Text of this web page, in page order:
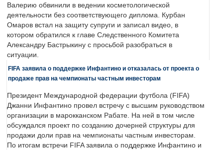
Валерию обвинили в ведении косметологической
деятельности без соответствующего диплома. Курбан
Омаров встал на защиту супруги и записал видео, в
котором обратился к главе Следственного Комитета
Александру Бастрыкину с просьбой разобраться в
ситуации.
FIFA заявила о поддержке Инфантино и отказалась от проекта о
продаже прав на чемпионаты частным инвесторам
Президент Международной федерации футбола (FIFA)
Джанни Инфантино провел встречу с высшим руководством
организации в марокканском Рабате. На ней в том числе
обсуждался проект по созданию дочерней структуры для
продажи доли прав на чемпионаты частным инвесторам.
По итогам встречи FIFA заявила о поддержке Инфантино и